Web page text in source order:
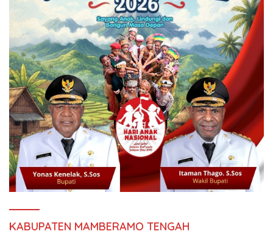
KABUPATEN MAMBERAMO TENGAH